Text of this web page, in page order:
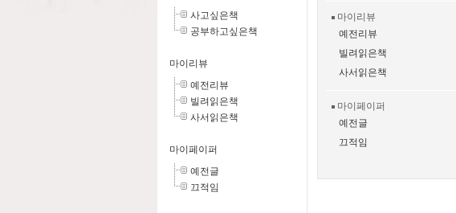
사고싶은책
공부하고싶은책
마이리뷰
예전리뷰
빌려읽은책
사서읽은책
마이페이퍼
예전글
끄적임
마이리뷰
예전리뷰
빌려읽은책
사서읽은책
마이페이퍼
예전글
끄적임